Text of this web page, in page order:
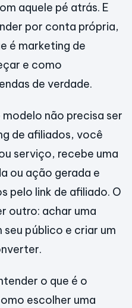
aquele pé atrás. E
por conta própria,
é marketing de
e como
de verdade.
não precisa ser
de afiliados, você
serviço, recebe uma
ou ação gerada e
pelo link de afiliado. O
outro: achar uma
público e criar um
o que é o
escolher uma